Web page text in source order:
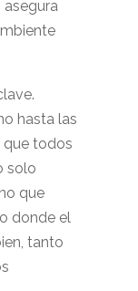
asegura
hasta las
que todos
solo
que
donde el
tanto